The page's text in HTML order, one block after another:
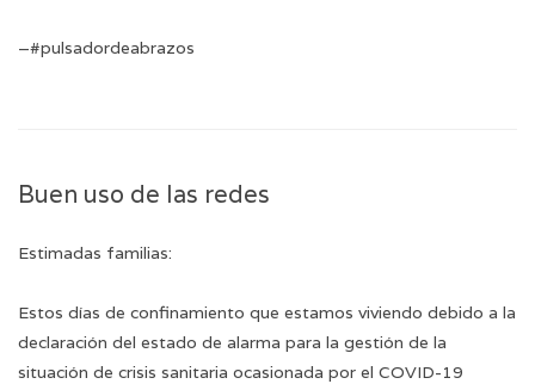
–#pulsadordeabrazos
Buen uso de las redes
Estimadas familias:
Estos días de confinamiento que estamos viviendo debido a la
declaración del estado de alarma para la gestión de la
situación de crisis sanitaria ocasionada por el COVID-19